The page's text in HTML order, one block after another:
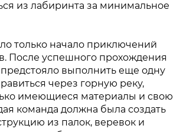
из лабиринта за минимальное
только начало приключений
После успешного прохождения
выполнить еще одну
через горную реку,
имеющиеся материалы и свою
команда должна была создать
из палок, веревок и